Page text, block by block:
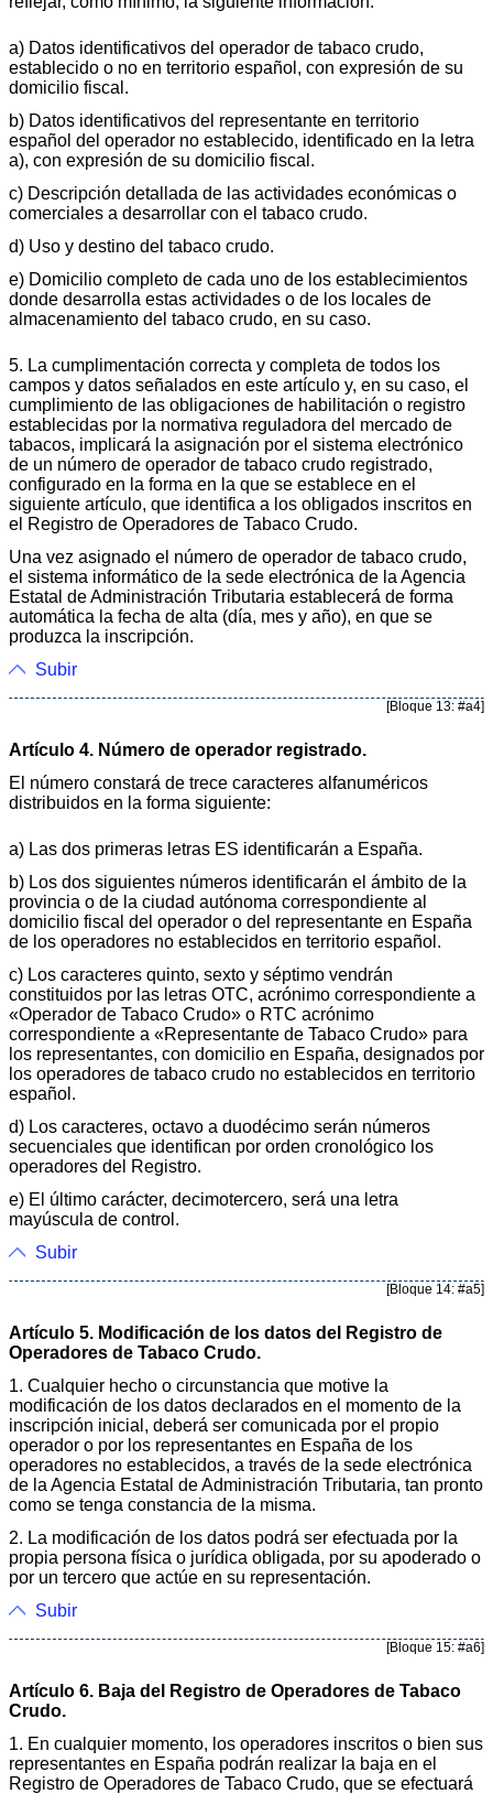
a) Datos identificativos del operador de tabaco crudo,
establecido o no en territorio español, con expresión de su
domicilio fiscal.
b) Datos identificativos del representante en territorio
español del operador no establecido, identificado en la letra
a), con expresión de su domicilio fiscal.
c) Descripción detallada de las actividades económicas o
comerciales a desarrollar con el tabaco crudo.
d) Uso y destino del tabaco crudo.
e) Domicilio completo de cada uno de los establecimientos
donde desarrolla estas actividades o de los locales de
almacenamiento del tabaco crudo, en su caso.
5. La cumplimentación correcta y completa de todos los
campos y datos señalados en este artículo y, en su caso, el
cumplimiento de las obligaciones de habilitación o registro
establecidas por la normativa reguladora del mercado de
tabacos, implicará la asignación por el sistema electrónico
de un número de operador de tabaco crudo registrado,
configurado en la forma en la que se establece en el
siguiente artículo, que identifica a los obligados inscritos en
el Registro de Operadores de Tabaco Crudo.
Una vez asignado el número de operador de tabaco crudo,
el sistema informático de la sede electrónica de la Agencia
Estatal de Administración Tributaria establecerá de forma
automática la fecha de alta (día, mes y año), en que se
produzca la inscripción.
Subir
[Bloque 13: #a4]
Artículo 4. Número de operador registrado.
El número constará de trece caracteres alfanuméricos
distribuidos en la forma siguiente:
a) Las dos primeras letras ES identificarán a España.
b) Los dos siguientes números identificarán el ámbito de la
provincia o de la ciudad autónoma correspondiente al
domicilio fiscal del operador o del representante en España
de los operadores no establecidos en territorio español.
c) Los caracteres quinto, sexto y séptimo vendrán
constituidos por las letras OTC, acrónimo correspondiente a
«Operador de Tabaco Crudo» o RTC acrónimo
correspondiente a «Representante de Tabaco Crudo» para
los representantes, con domicilio en España, designados por
los operadores de tabaco crudo no establecidos en territorio
español.
d) Los caracteres, octavo a duodécimo serán números
secuenciales que identifican por orden cronológico los
operadores del Registro.
e) El último carácter, decimotercero, será una letra
mayúscula de control.
Subir
[Bloque 14: #a5]
Artículo 5. Modificación de los datos del Registro de
Operadores de Tabaco Crudo.
1. Cualquier hecho o circunstancia que motive la
modificación de los datos declarados en el momento de la
inscripción inicial, deberá ser comunicada por el propio
operador o por los representantes en España de los
operadores no establecidos, a través de la sede electrónica
de la Agencia Estatal de Administración Tributaria, tan pronto
como se tenga constancia de la misma.
2. La modificación de los datos podrá ser efectuada por la
propia persona física o jurídica obligada, por su apoderado o
por un tercero que actúe en su representación.
Subir
[Bloque 15: #a6]
Artículo 6. Baja del Registro de Operadores de Tabaco
Crudo.
1. En cualquier momento, los operadores inscritos o bien sus
representantes en España podrán realizar la baja en el
Registro de Operadores de Tabaco Crudo, que se efectuará